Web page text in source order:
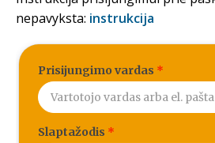
nepavyksta: instrukcija
Prisijungimo vardas *
Slaptažodis *